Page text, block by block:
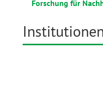
Forschung für